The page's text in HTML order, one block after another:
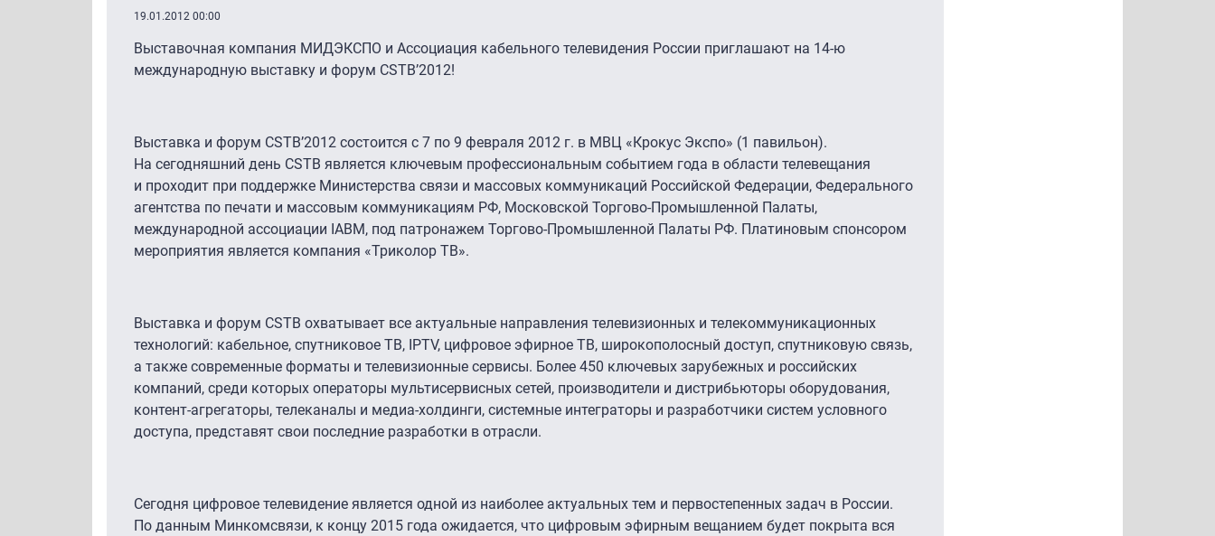
19.01.2012 00:00
Выставочная компания МИДЭКСПО и Ассоциация кабельного телевидения России приглашают на 14-ю
международную выставку и форум CSTB’2012!
Выставка и форум CSTB’2012 состоится с 7 по 9 февраля 2012 г. в МВЦ «Крокус Экспо» (1 павильон).
На сегодняшний день CSTB является ключевым профессиональным событием года в области телевещания
и проходит при поддержке Министерства связи и массовых коммуникаций Российской Федерации, Федерального
агентства по печати и массовым коммуникациям РФ, Московской Торгово-Промышленной Палаты,
международной ассоциации IABM, под патронажем Торгово-Промышленной Палаты РФ. Платиновым спонсором
мероприятия является компания «Триколор ТВ».
Выставка и форум CSTB охватывает все актуальные направления телевизионных и телекоммуникационных
технологий: кабельное, спутниковое ТВ, IPTV, цифровое эфирное ТВ, широкополосный доступ, спутниковую связь,
а также современные форматы и телевизионные сервисы. Более 450 ключевых зарубежных и российских
компаний, среди которых операторы мультисервисных сетей, производители и дистрибьюторы оборудования,
контент-агрегаторы, телеканалы и медиа-холдинги, системные интеграторы и разработчики систем условного
доступа, представят свои последние разработки в отрасли.
Сегодня цифровое телевидение является одной из наиболее актуальных тем и первостепенных задач в России.
По данным Минкомсвязи, к концу 2015 года ожидается, что цифровым эфирным вещанием будет покрыта вся